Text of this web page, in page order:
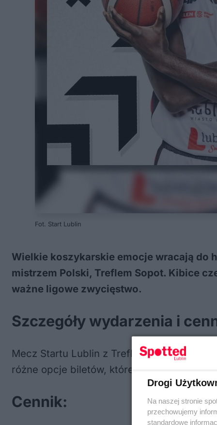
Fot. Start Lublin
Wielkie koszykarskie emocje wracają do
mistrzem Polski, Treflem Sopot. Kibice
ważne ligowe zwycięstwo.
Szczegóły wydarzenia i
Mecz Startu Lublin z Treflem Sopot
różne opcje biletów, które można kupić
Cennik:
Drogi
Na naszej stronie
przechowujemy
standardowe